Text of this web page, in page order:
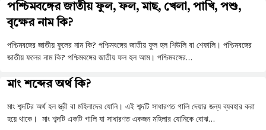
পশ্চিমবঙ্গের জাতীয় ফুল, ফল, মাছ, খেলা, পাখি, পশু,
বৃক্ষের নাম কি?
পশ্চিমবঙ্গের জাতীয় ফুলের নাম কি? পশ্চিমবঙ্গের জাতীয় ফুল হল শিউলি বা শেফালি। পশ্চিমবঙ্গের
জাতীয় ফলের নাম কি? পশ্চিমবঙ্গের জাতীয় ফল হল আম। পশ্চিমবঙ্গের…
মাং শব্দের অর্থ কি?
মাং শব্দটির অর্থ হল স্ত্রী বা মহিলাদের যোনি। এই শব্দটি সাধারণত গালি দেয়ার জন্য ব্যবহার করা
হয়ে থাকে। মাং শব্দটি একটি গালি যা সাধারণত একজন মহিলার যোনিকে বোঝ…